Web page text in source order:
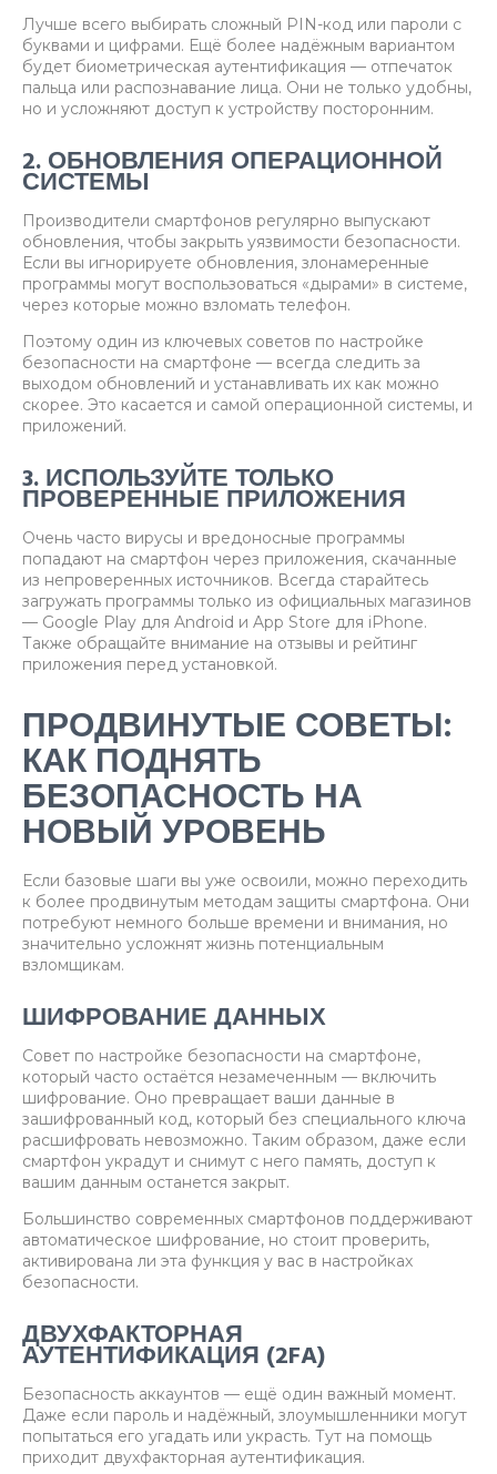
Лучше всего выбирать сложный PIN-код или пароли с
буквами и цифрами. Ещё более надёжным вариантом
будет биометрическая аутентификация — отпечаток
пальца или распознавание лица. Они не только удобны,
но и усложняют доступ к устройству посторонним.
2. ОБНОВЛЕНИЯ ОПЕРАЦИОННОЙ
СИСТЕМЫ
Производители смартфонов регулярно выпускают
обновления, чтобы закрыть уязвимости безопасности.
Если вы игнорируете обновления, злонамеренные
программы могут воспользоваться «дырами» в системе,
через которые можно взломать телефон.
Поэтому один из ключевых советов по настройке
безопасности на смартфоне — всегда следить за
выходом обновлений и устанавливать их как можно
скорее. Это касается и самой операционной системы, и
приложений.
3. ИСПОЛЬЗУЙТЕ ТОЛЬКО
ПРОВЕРЕННЫЕ ПРИЛОЖЕНИЯ
Очень часто вирусы и вредоносные программы
попадают на смартфон через приложения, скачанные
из непроверенных источников. Всегда старайтесь
загружать программы только из официальных магазинов
— Google Play для Android и App Store для iPhone.
Также обращайте внимание на отзывы и рейтинг
приложения перед установкой.
ПРОДВИНУТЫЕ СОВЕТЫ:
КАК ПОДНЯТЬ
БЕЗОПАСНОСТЬ НА
НОВЫЙ УРОВЕНЬ
Если базовые шаги вы уже освоили, можно переходить
к более продвинутым методам защиты смартфона. Они
потребуют немного больше времени и внимания, но
значительно усложнят жизнь потенциальным
взломщикам.
ШИФРОВАНИЕ ДАННЫХ
Совет по настройке безопасности на смартфоне,
который часто остаётся незамеченным — включить
шифрование. Оно превращает ваши данные в
зашифрованный код, который без специального ключа
расшифровать невозможно. Таким образом, даже если
смартфон украдут и снимут с него память, доступ к
вашим данным останется закрыт.
Большинство современных смартфонов поддерживают
автоматическое шифрование, но стоит проверить,
активирована ли эта функция у вас в настройках
безопасности.
ДВУХФАКТОРНАЯ
АУТЕНТИФИКАЦИЯ (2FA)
Безопасность аккаунтов — ещё один важный момент.
Даже если пароль и надёжный, злоумышленники могут
попытаться его угадать или украсть. Тут на помощь
приходит двухфакторная аутентификация.